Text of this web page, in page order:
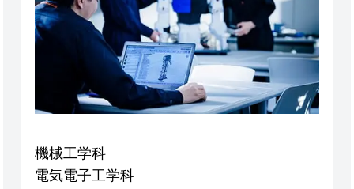
機械工学科
電気電子工学科